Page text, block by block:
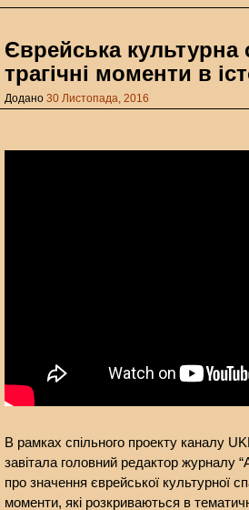
Єврейська культурна
трагічні моменти в
Додано 30 Листопада, 2016
В рамках спільного проекту каналу
завітала головний редактор журналу
про значення єврейської культурної
моменти, які розкриваються в